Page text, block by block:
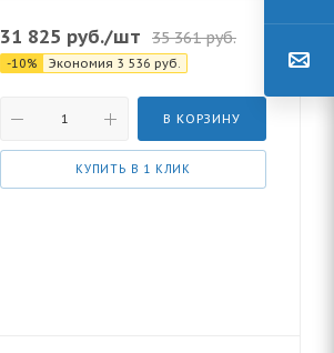
31 825 руб./шт 35 361руб.
-10% Экономия 3 536 руб.
В КОРЗИНУ
КУПИТЬ В 1 КЛИК